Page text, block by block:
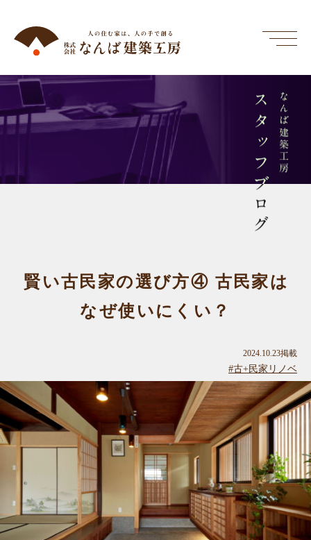
なんば建築工房
スタッフブログ
賢い古民家の選び方④ 古民家は
なぜ使いにくい？
2024.10.23掲載
#古+民家リノベ